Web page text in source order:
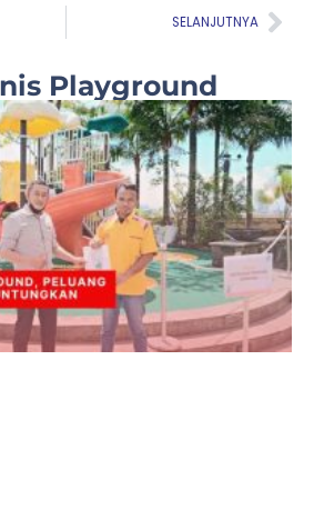
SELANJUTNYA
Playground